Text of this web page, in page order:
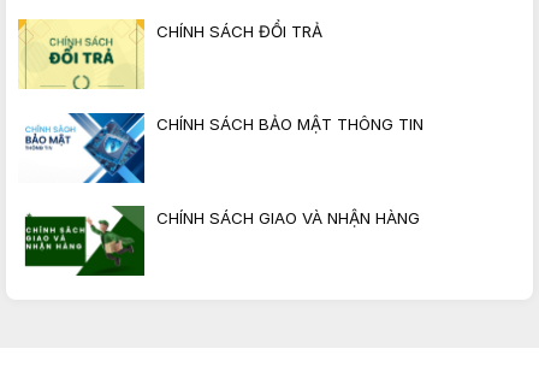
CHÍNH SÁCH ĐỔI TRẢ
CHÍNH SÁCH BẢO MẬT THÔNG TIN
CHÍNH SÁCH GIAO VÀ NHẬN HÀNG